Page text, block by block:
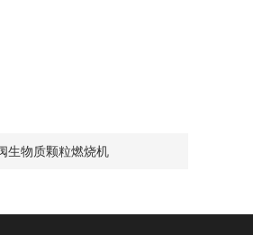
生物质颗粒燃烧机